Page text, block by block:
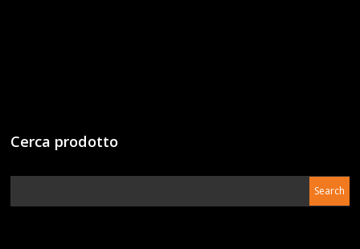
Cerca prodotto